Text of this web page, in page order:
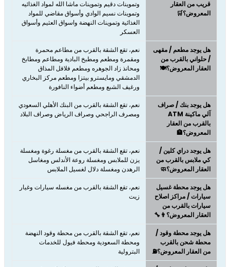
قريب من العقار
المعروض؟🛒
وتموينات دقيم وتموينات ماشا الله لمواد الغذائيه
وتموينات نسيم الوادي وأسواق مقاضي للمواد
الغذائية وتموينات النهضة واسواق العثيم وأسواق
العسكر
هل يوجد مطعم / مقهى
/ حلواني بالقرب من
العقار المعروض؟🍽️
نعم، تقع الشقة بالقرب من مطاعم محمرة
ومقمرة ومطعم ومطبخ البادية ومطاعم ومطابخ
ومحانذ زاد الجوهره ومطعم فلافل المذاق
الدمشقي ومايسترو بيتزا ومطعم مركز البخاري
ورغيف الشبع ومطعم أضواء النافورة
هل يوجد بنك / صراف
آلي ماكينة ATM
بالقرب من العقار
المعروض؟🏦
نعم، تقع الشقة بالقرب من البنك الأهلي السعودي
ومصرف الراجحي وصراف الرياض وصراف البلاد
هل يوجد دراي كلين /
كي ملابس بالقرب من
العقار المعروض؟🧼
نعم، تقع الشقة بالقرب من مغسلة رغوة ومغسلة
يزن للملابس ومغسلة روعة الأندلس ومغاسل
الرهدن‎ ومغسلة دلال لغسيل الملابس
هل يوجد محطة غسيل
سيارات / مراكز اصلاح
سيارات بالقرب من
العقار المعروض؟👨‍🔧
نعم، تقع الشقة بالقرب من مغسله سيارات وغيار
زيت
هل يوجد محطة وقود /
محطة شحن بالقرب
من العقار المعروض؟⛽
نعم، تقع الشقة بالقرب من محطة وقود النهضة
ومحطة السعودية ومحطة فيول للخدمات
البترولية